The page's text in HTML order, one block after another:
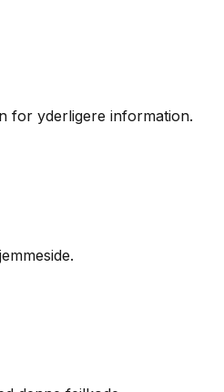
for yderligere information.